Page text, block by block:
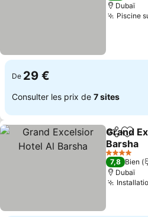
Dubaï
Piscine
De 29 €
Consulter les prix de 7 sites
Partager
Grand
Barsha
4 Étoiles
7,8 Bien
Dubaï